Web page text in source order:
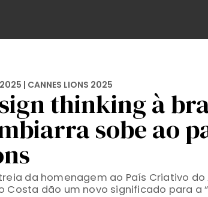
| CANNES LIONS 2025
thinking à
sobe ao
da homenagem ao País Criativo do
Costa dão um novo significado para a